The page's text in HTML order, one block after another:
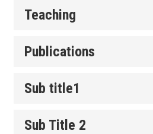
Teaching
Publications
Sub title1
Sub Title 2